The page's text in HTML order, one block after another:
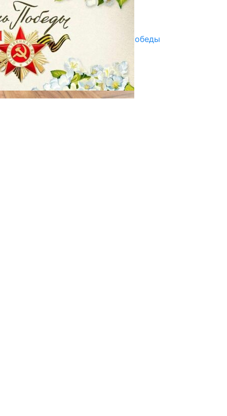
Улуу Жеңиштин жандуу сөзү
29.04.2025
Награды в преддверии Дня Победы
29.04.2025